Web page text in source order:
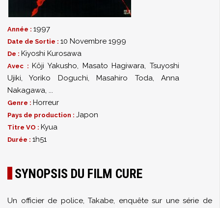
Année : 1997
Date de Sortie : 10 Novembre 1999
De : Kiyoshi Kurosawa
Avec : Kôji Yakusho, Masato Hagiwara,Tsuyoshi
Ujiki,Yoriko Doguchi,Masahiro Toda,Anna
Nakagawa, ...
Genre : Horreur
Pays de production : Japon
Titre VO : Kyua
Durée : 1h51
SYNOPSIS DU FILM CURE
Un officier de police, Takabe, enquête sur une série de